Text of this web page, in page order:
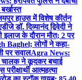
हाउस में विशेष कीर्तन
डॉ. दिव्यानंद द्विवेदी ने
के दौरान मौत; 2 पर
Baghel; लोगों ने कहा-
पर सवालAgra News:
ने कूदकर बचाई
आत्महत्या